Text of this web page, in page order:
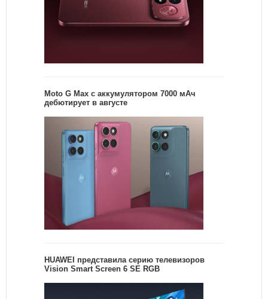
Moto G Max с аккумулятором 7000 мАч
дебютирует в августе
HUAWEI представила серию телевизоров
Vision Smart Screen 6 SE RGB